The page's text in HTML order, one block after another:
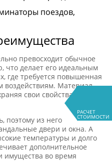
РАСЧЕТ
СТОИМОСТИ
поездов,
превосходит обычное
что делает его идеальным
где требуется повышенная
воздействиям. Материал
свои свойства и
поэтому из него
двери и окна. А
температуры и долго
дополнительное
имущества во время